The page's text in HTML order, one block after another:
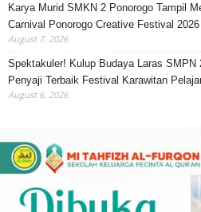
Karya Murid SMKN 2 Ponorogo Tampil
Carnival Ponorogo Creative Festival 2026
August 7, 2026
Spektakuler! Kulup Budaya Laras SMPN
Penyaji Terbaik Festival Karawitan
August 6, 2026